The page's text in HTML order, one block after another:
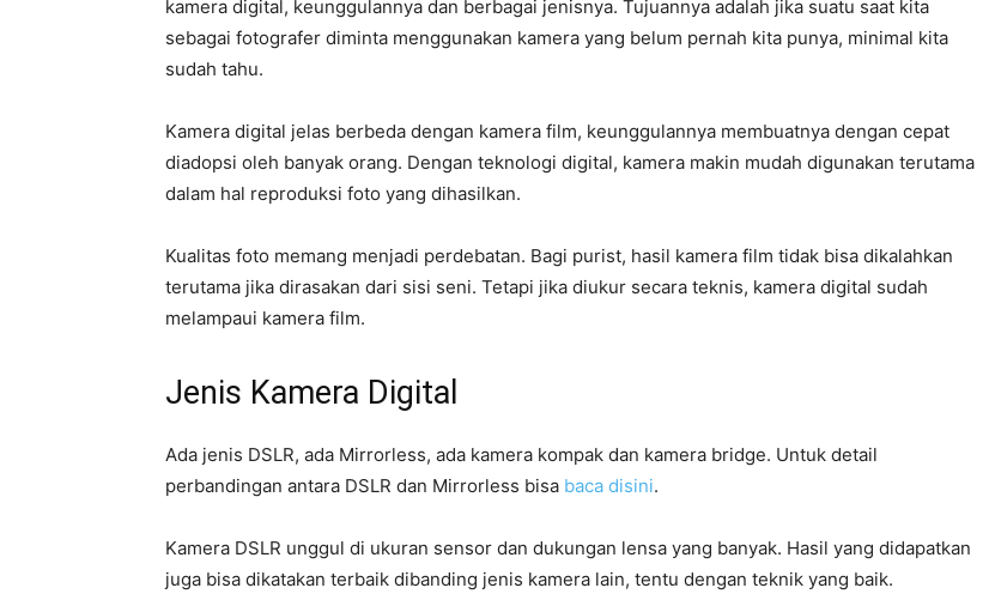
kamera digital, keunggulannya dan berbagai jenisnya. Tujuannya adalah jika suatu saat kita
sebagai fotografer diminta menggunakan kamera yang belum pernah kita punya, minimal kita
sudah tahu.
Kamera digital jelas berbeda dengan kamera film, keunggulannya membuatnya dengan cepat
diadopsi oleh banyak orang. Dengan teknologi digital, kamera makin mudah digunakan terutama
dalam hal reproduksi foto yang dihasilkan.
Kualitas foto memang menjadi perdebatan. Bagi purist, hasil kamera film tidak bisa dikalahkan
terutama jika dirasakan dari sisi seni. Tetapi jika diukur secara teknis, kamera digital sudah
melampaui kamera film.
Jenis Kamera Digital
Ada jenis DSLR, ada Mirrorless, ada kamera kompak dan kamera bridge. Untuk detail
perbandingan antara DSLR dan Mirrorless bisa baca disini.
Kamera DSLR unggul di ukuran sensor dan dukungan lensa yang banyak. Hasil yang didapatkan
juga bisa dikatakan terbaik dibanding jenis kamera lain, tentu dengan teknik yang baik.